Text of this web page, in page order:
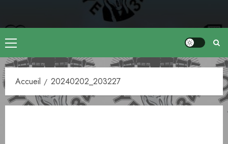
Menu
principal
Accueil 20240202_203227